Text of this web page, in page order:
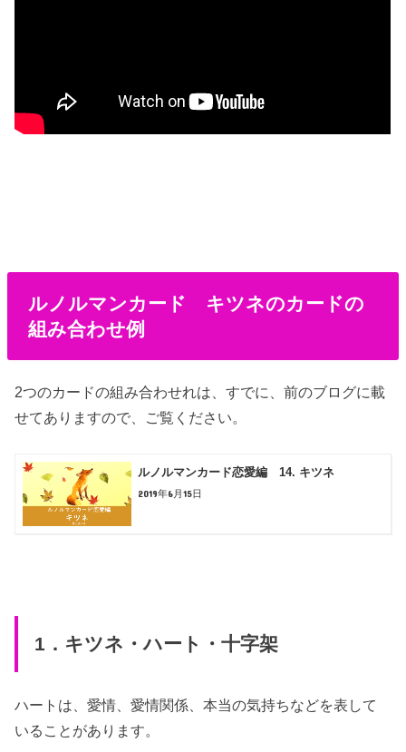
ルノルマンカード キツネのカードの
組み合わせ例
2つのカードの組み合わせれは、すでに、前のブログに載
せてありますので、ご覧ください。
ルノルマンカード恋愛編 14. キツネ
2019年6月15日
1．キツネ・ハート・十字架
ハートは、愛情、愛情関係、本当の気持ちなどを表して
いることがあります。